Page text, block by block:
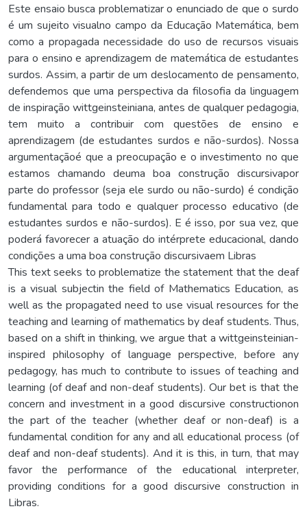
Este ensaio busca problematizar o enunciado de que o surdo
é um sujeito visualno campo da Educação Matemática, bem
como a propagada necessidade do uso de recursos visuais
para o ensino e aprendizagem de matemática de estudantes
surdos. Assim, a partir de um deslocamento de pensamento,
defendemos que uma perspectiva da filosofia da linguagem
de inspiração wittgeinsteiniana, antes de qualquer pedagogia,
tem muito a contribuir com questões de ensino e
aprendizagem (de estudantes surdos e não-surdos). Nossa
argumentaçãoé que a preocupação e o investimento no que
estamos chamando deuma boa construção discursivapor
parte do professor (seja ele surdo ou não-surdo) é condição
fundamental para todo e qualquer processo educativo (de
estudantes surdos e não-surdos). E é isso, por sua vez, que
poderá favorecer a atuação do intérprete educacional, dando
condições a uma boa construção discursivaem Libras
This text seeks to problematize the statement that the deaf
is a visual subjectin the field of Mathematics Education, as
well as the propagated need to use visual resources for the
teaching and learning of mathematics by deaf students. Thus,
based on a shift in thinking, we argue that a wittgeinsteinian-
inspired philosophy of language perspective, before any
pedagogy, has much to contribute to issues of teaching and
learning (of deaf and non-deaf students). Our bet is that the
concern and investment in a good discursive constructionon
the part of the teacher (whether deaf or non-deaf) is a
fundamental condition for any and all educational process (of
deaf and non-deaf students). And it is this, in turn, that may
favor the performance of the educational interpreter,
providing conditions for a good discursive construction in
Libras.